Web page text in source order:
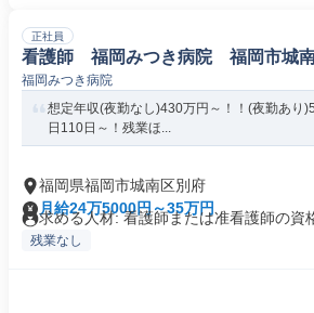
正社員
看護師 福岡みつき病院 福岡市城
福岡みつき病院
想定年収(夜勤なし)430万円～！！(夜勤あり
日110日～！残業ほ...
福岡県福岡市城南区別府
月給24万5000円～35万円
求める人材: 看護師または准看護師の資
残業なし